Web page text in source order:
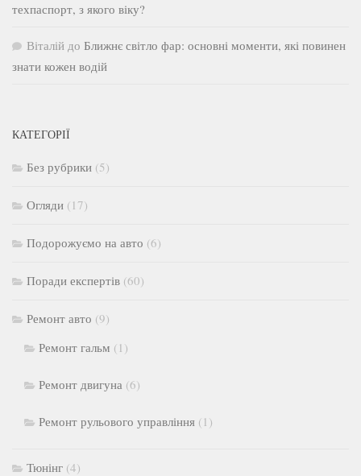
техпаспорт, з якого віку?
Віталій до Ближнє світло фар: основні моменти, які повинен
знати кожен водій
КАТЕГОРІЇ
Без рубрики (5)
Огляди (17)
Подорожуємо на авто (6)
Поради експертів (60)
Ремонт авто (9)
Ремонт гальм (1)
Ремонт двигуна (6)
Ремонт рульового управління (1)
Тюнінг (4)